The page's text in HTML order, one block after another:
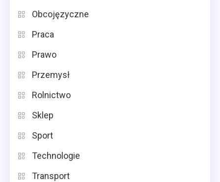
Obcojęzyczne
Praca
Prawo
Przemysł
Rolnictwo
Sklep
Sport
Technologie
Transport